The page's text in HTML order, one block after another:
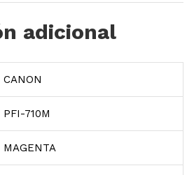
adicional
CANON
PFI-710M
MAGENTA